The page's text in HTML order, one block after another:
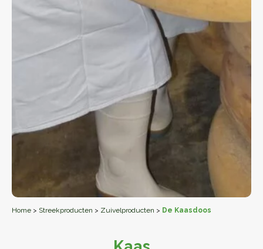
Home > Streekproducten > Zuivelproducten > De Kaasdoos